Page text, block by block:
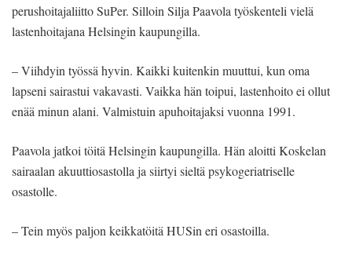
perushoitajaliitto SuPer. Silloin Silja Paavola työskenteli vielä
lastenhoitajana Helsingin kaupungilla.
– Viihdyin työssä hyvin. Kaikki kuitenkin muuttui, kun oma
lapseni sairastui vakavasti. Vaikka hän toipui, lastenhoito ei ollut
enää minun alani. Valmistuin apuhoitajaksi vuonna 1991.
Paavola jatkoi töitä Helsingin kaupungilla. Hän aloitti Koskelan
sairaalan akuuttiosastolla ja siirtyi sieltä psykogeriatriselle
osastolle.
– Tein myös paljon keikkatöitä HUSin eri osastoilla.